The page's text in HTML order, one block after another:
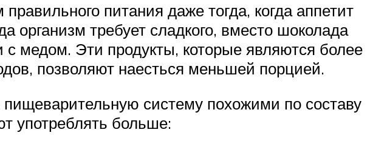
питания даже тогда, когда аппетит
организм требует сладкого, вместо шоколада
медом. Эти продукты, которые являются более
позволяют наесться меньшей порцией.
систему похожими по составу
употреблять больше: